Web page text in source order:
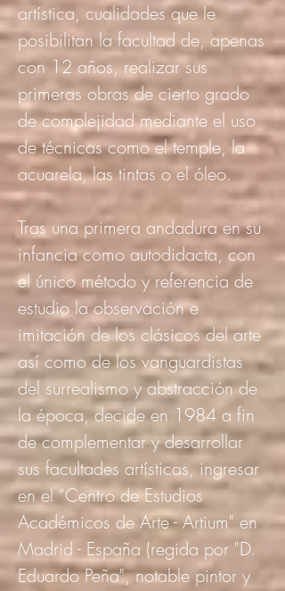
artística, cualidades que le
posibilitan la facultad de, apenas
con 12 años, realizar sus
primeras obras de cierto grado
de complejidad mediante el uso
de técnicas como el temple, la
acuarela, las tintas o el óleo.
Tras una primera andadura en su
infancia como autodidacta, con
el único método y referencia de
estudio la observación e
imitación de los clásicos del arte
así como de los vanguardistas
del surrealismo y abstracción de
la época, decide en 1984 a fin
de complementar y desarrollar
sus facultades artísticas, ingresar
en el “Centro de Estudios
Académicos de Arte - Artium" en
Madrid - España (regida por "D.
Eduardo Peña", notable pintor y